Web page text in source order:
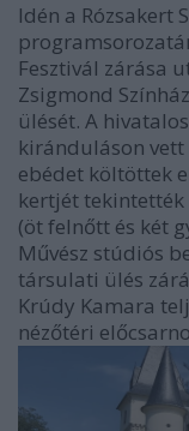
Idén a Rózsakert
Fesztivál zárása
Zsigmond
ülését. A
kiránduláson vett
ebédet költöttek
kertjét tekintették
(öt felnőtt és két
Művész stúdiós
társulati ülés
Krúdy Kamara
nézőtéri